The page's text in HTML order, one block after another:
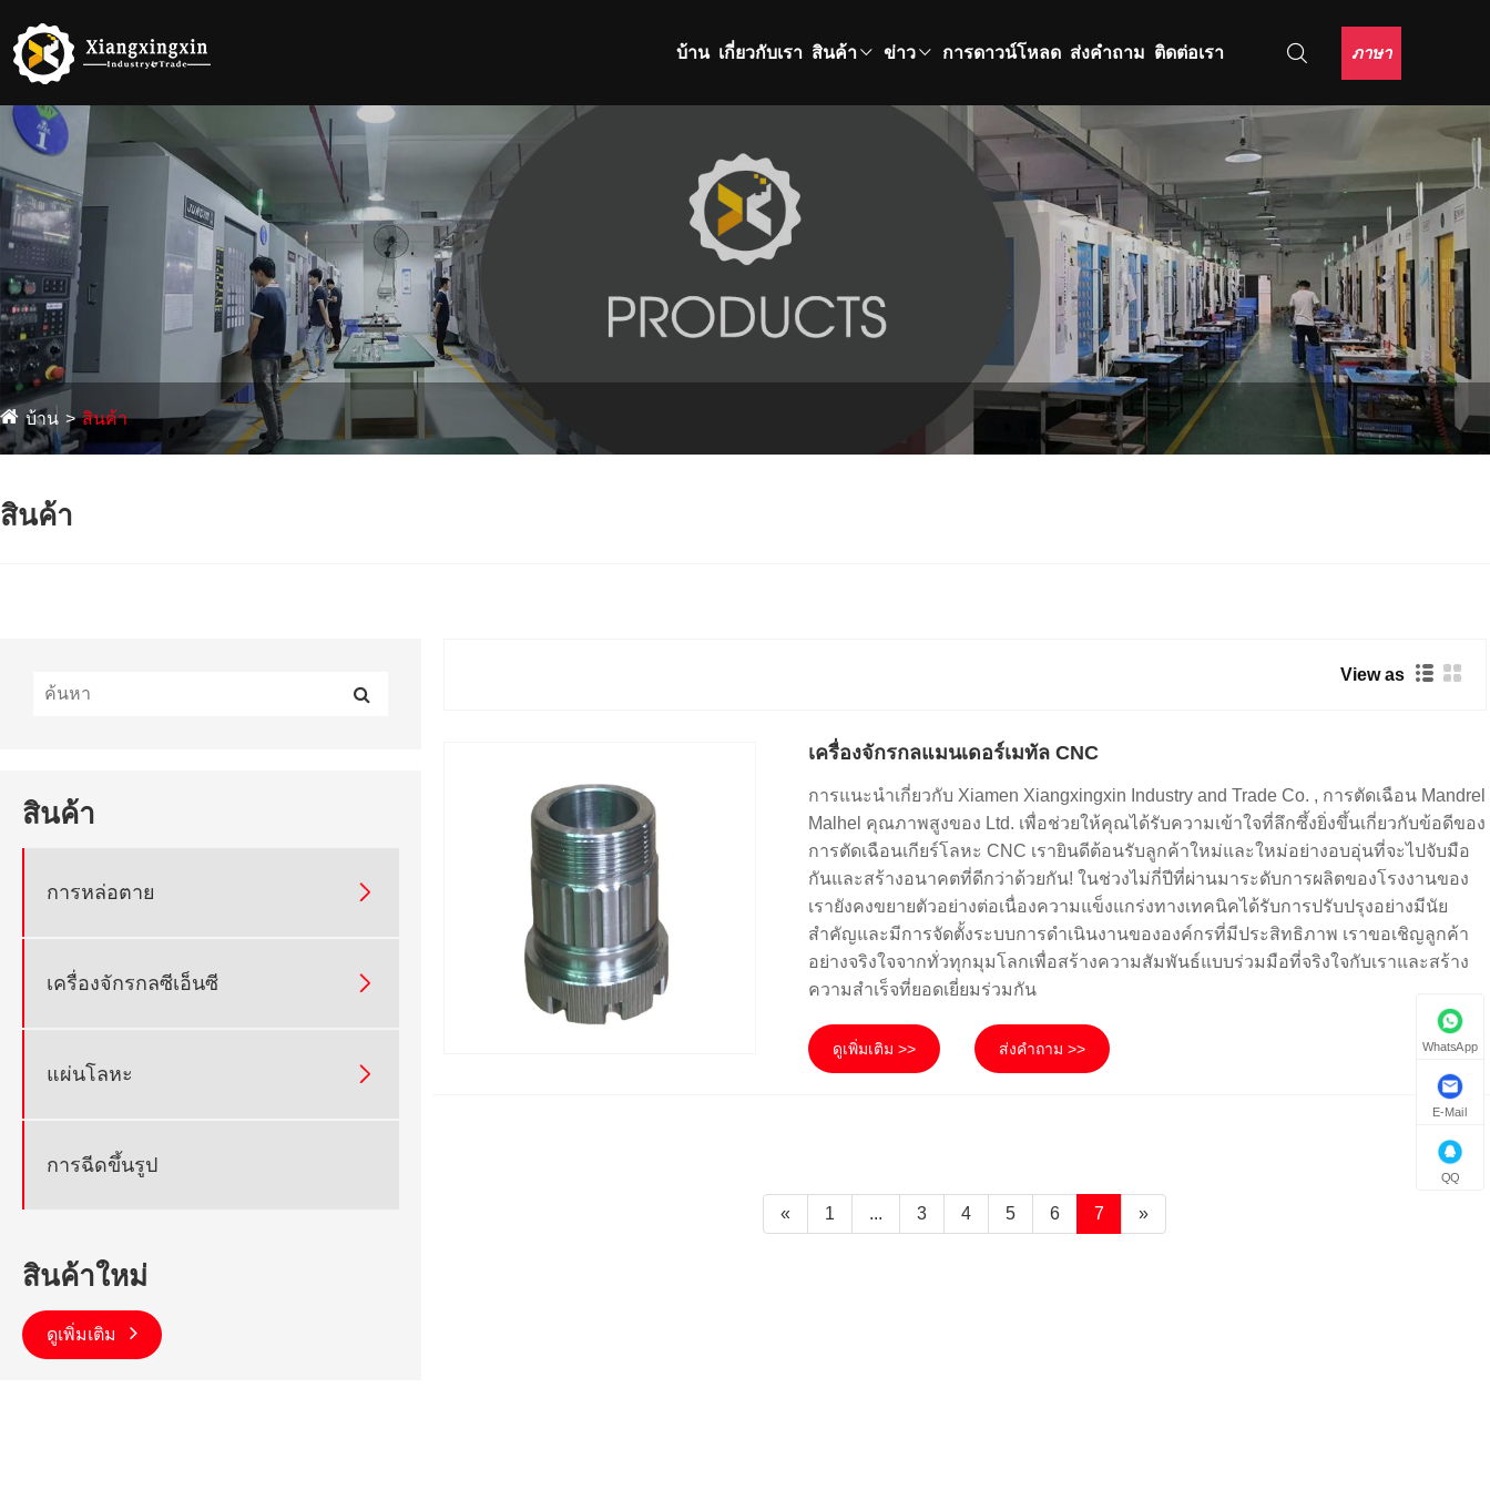
บ้าน เกี่ยวกับเรา สินค้า ข่าว การดาวน์โหลด ส่งคำถาม ติดต่อเรา ภาษา
บ้าน สินค้า
สินค้า
สินค้า
การหล่อตาย 
เครื่องจักรกลซีเอ็นซี 
แผ่นโลหะ 
การฉีดขึ้นรูป
สินค้าใหม่
ดูเพิ่มเติม
View as
เครื่องจักรกลแมนเดอร์เมทัล CNC
การแนะนำเกี่ยวกับ Xiamen Xiangxingxin Industry and Trade Co. , การตัดเฉือน Mandrel
Malhel คุณภาพสูงของ Ltd. เพื่อช่วยให้คุณได้รับความเข้าใจที่ลึกซึ้งยิ่งขึ้นเกี่ยวกับข้อดีของ
การตัดเฉือนเกียร์โลหะ CNC เรายินดีต้อนรับลูกค้าใหม่และใหม่อย่างอบอุ่นที่จะไปจับมือ
กันและสร้างอนาคตที่ดีกว่าด้วยกัน! ในช่วงไม่กี่ปีที่ผ่านมาระดับการผลิตของโรงงานของ
เรายังคงขยายตัวอย่างต่อเนื่องความแข็งแกร่งทางเทคนิคได้รับการปรับปรุงอย่างมีนัย
สำคัญและมีการจัดตั้งระบบการดำเนินงานขององค์กรที่มีประสิทธิภาพ เราขอเชิญลูกค้า
อย่างจริงใจจากทั่วทุกมุมโลกเพื่อสร้างความสัมพันธ์แบบร่วมมือที่จริงใจกับเราและสร้าง
ความสำเร็จที่ยอดเยี่ยมร่วมกัน
ดูเพิ่มเติม >> ส่งคำถาม >>
« 1 ... 3 4 5 6 7 »
WhatsApp
E-Mail
QQ